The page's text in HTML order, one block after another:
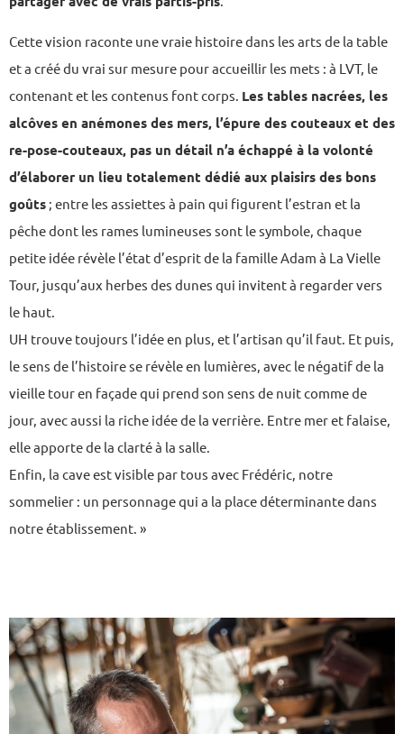
Cette vision raconte une vraie histoire dans les arts de la table
et a créé du vrai sur mesure pour accueillir les mets : à LVT, le
contenant et les contenus font corps. Les tables nacrées, les
alcôves en anémones des mers, l’épure des couteaux et des
re-pose-couteaux, pas un détail n’a échappé à la volonté
d’élaborer un lieu totalement dédié aux plaisirs des bons
goûts ; entre les assiettes à pain qui figurent l’estran et la
pêche dont les rames lumineuses sont le symbole, chaque
petite idée révèle l’état d’esprit de la famille Adam à La Vielle
Tour, jusqu’aux herbes des dunes qui invitent à regarder vers
le haut.
UH trouve toujours l’idée en plus, et l’artisan qu’il faut. Et puis,
le sens de l’histoire se révèle en lumières, avec le négatif de la
vieille tour en façade qui prend son sens de nuit comme de
jour, avec aussi la riche idée de la verrière. Entre mer et falaise,
elle apporte de la clarté à la salle.
Enfin, la cave est visible par tous avec Frédéric, notre
sommelier : un personnage qui a la place déterminante dans
notre établissement. »